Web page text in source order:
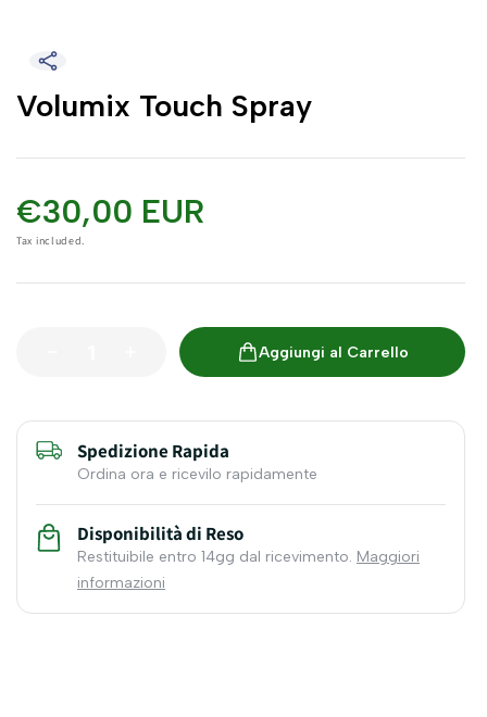
Volumix Touch Spray
€30,00 EUR
Tax included.
Aggiungi al Carrello
Spedizione Rapida
Ordina ora e ricevilo rapidamente
Disponibilità di Reso
Restituibile entro 14gg dal ricevimento. Maggiori
informazioni